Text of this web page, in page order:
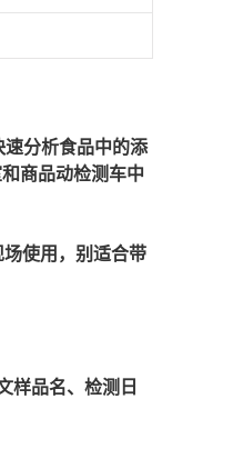
分析食品中的添
商品动检测车中
使用，别适合带
样品名、检测日